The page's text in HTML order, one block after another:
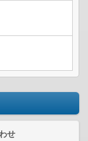
せ